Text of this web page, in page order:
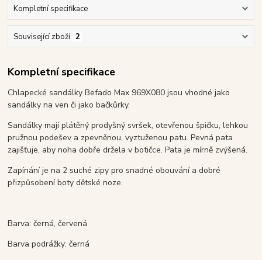
Kompletní specifikace
Související zboží 2
Kompletní specifikace
Chlapecké sandálky Befado Max 969X080 jsou vhodné jako
sandálky na ven či jako bačkůrky.
Sandálky majíplátěný prodyšný svršek, otevřenou špičku, lehkou
pružnou podešev a zpevněnou, vyztuženou patu. Pevná pata
zajišťuje, aby noha dobře držela v botičce. Pata je mírně zvýšená.
Zapínání je na 2 suché zipy pro snadné obouvání a dobré
přizpůsobení boty dětské noze.
Barva: černá, červená
Barva podrážky: černá